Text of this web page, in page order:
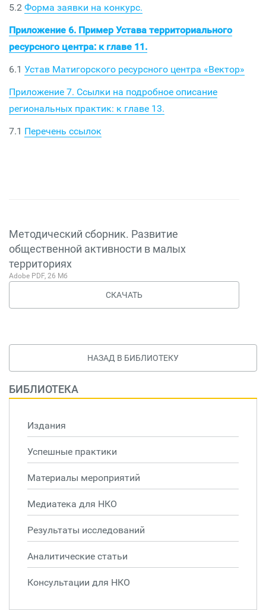
5.2 Форма заявки на конкурс.
Приложение 6. Пример Устава территориального
ресурсного центра: к главе 11.
6.1 Устав Матигорского ресурсного центра «Вектор»
Приложение 7. Ссылки на подробное описание
региональных практик: к главе 13.
7.1 Перечень ссылок
Методический сборник. Развитие
общественной активности в малых
территориях
Adobe PDF, 26 Мб
СКАЧАТЬ
НАЗАД В БИБЛИОТЕКУ
БИБЛИОТЕКА
Издания
Успешные практики
Материалы мероприятий
Медиатека для НКО
Результаты исследований
Аналитические статьи
Консультации для НКО